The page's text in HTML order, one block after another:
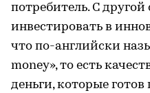
потребитель. С
инвестировать в
что по-английски
money», то есть
деньги, которые готов